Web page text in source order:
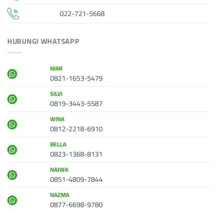
022-721-5668
HUBUNGI WHATSAPP
NIAR
0821-1653-5479
SILVI
0819-3443-5587
WINA
0812-2218-6910
BELLA
0823-1368-8131
NAJWA
0851-4809-7844
NAZMA
0877-6698-9780